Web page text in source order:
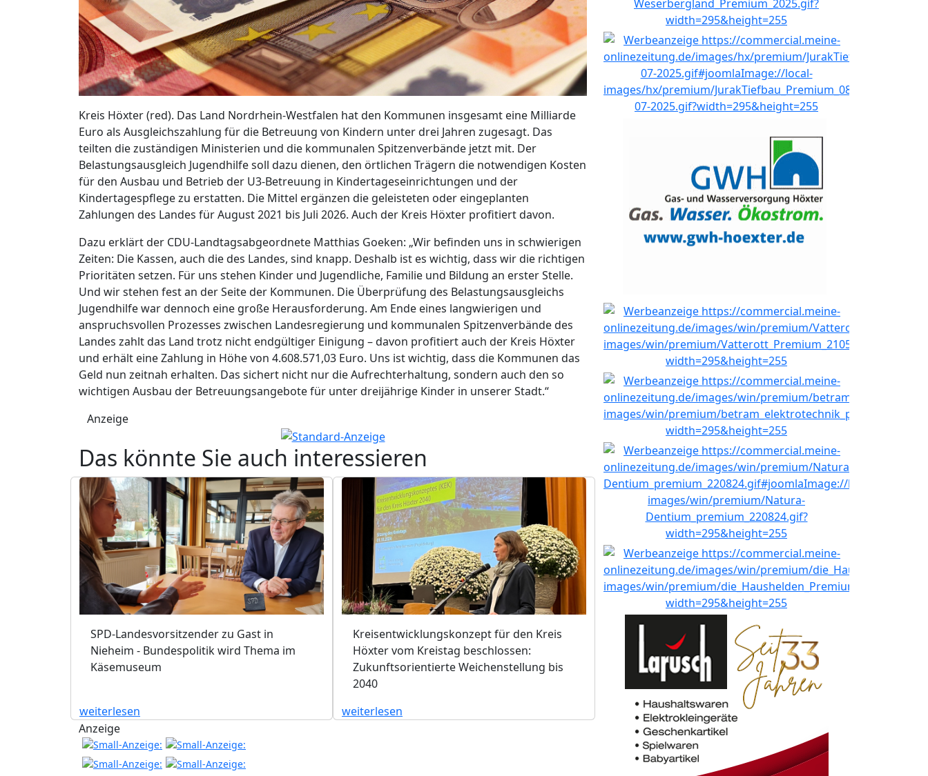
Kreis Höxter (red). Das Land Nordrhein-Westfalen hat den Kommunen insgesamt eine Milliarde
Euro als Ausgleichszahlung für die Betreuung von Kindern unter drei Jahren zugesagt. Das
teilten die zuständigen Ministerien und die kommunalen Spitzenverbände jetzt mit. Der
Belastungsausgleich Jugendhilfe soll dazu dienen, den örtlichen Trägern die notwendigen Kosten
für den Ausbau und Betrieb der U3-Betreuung in Kindertageseinrichtungen und der
Kindertagespflege zu erstatten. Die Mittel ergänzen die geleisteten oder eingeplanten
Zahlungen des Landes für August 2021 bis Juli 2026. Auch der Kreis Höxter profitiert davon.
Dazu erklärt der CDU-Landtagsabgeordnete Matthias Goeken: „Wir befinden uns in schwierigen
Zeiten: Die Kassen, auch die des Landes, sind knapp. Deshalb ist es wichtig, dass wir die richtigen
Prioritäten setzen. Für uns stehen Kinder und Jugendliche, Familie und Bildung an erster Stelle.
Und wir stehen fest an der Seite der Kommunen. Die Überprüfung des Belastungsausgleichs
Jugendhilfe war dennoch eine große Herausforderung. Am Ende eines langwierigen und
anspruchsvollen Prozesses zwischen Landesregierung und kommunalen Spitzenverbände des
Landes zahlt das Land trotz nicht endgültiger Einigung – davon profitiert auch der Kreis Höxter
und erhält eine Zahlung in Höhe von 4.608.571,03 Euro. Uns ist wichtig, dass die Kommunen das
Geld nun zeitnah erhalten. Das sichert nicht nur die Aufrechterhaltung, sondern auch den so
wichtigen Ausbau der Betreuungsangebote für unter dreijährige Kinder in unserer Stadt.“
Anzeige
Das könnte Sie auch interessieren
SPD-Landesvorsitzender zu Gast in
Nieheim - Bundespolitik wird Thema im
Käsemuseum
weiterlesen
Kreisentwicklungskonzept für den Kreis
Höxter vom Kreistag beschlossen:
Zukunftsorientierte Weichenstellung bis
2040
weiterlesen
Anzeige